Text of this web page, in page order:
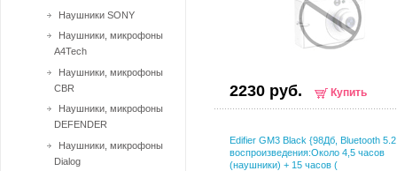
2230 руб. Купить
Edifier GM3 Black {98Дб, Bluetooth
воспроизведения:Около 4,5 часов
(наушники) + 15 часов (
Наушники SONY
Наушники, микрофоны
A4Tech
Наушники, микрофоны
CBR
Наушники, микрофоны
DEFENDER
Наушники, микрофоны
Dialog